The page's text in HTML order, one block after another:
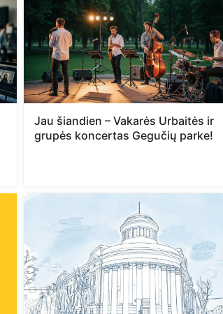
Jau šiandien – Vakarės Urbaitės ir
grupės koncertas Gegučių parke!